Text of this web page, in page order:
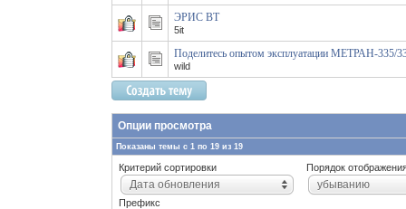
ЭРИС ВТ
5it
Поделитесь опытом эксплуатации МЕТРАН-335/
wild
Опции просмотра
Показаны темы с 1 по 19 из 19
Критерий сортировки
Дата обновления
Порядок
убыванию
Префикс